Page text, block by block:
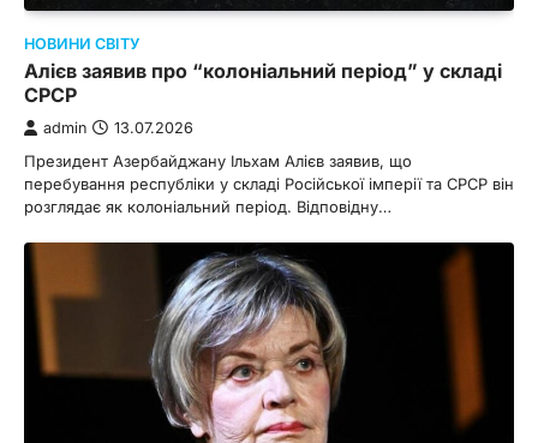
НОВИНИ СВІТУ
Алієв заявив про “колоніальний період” у складі
СРСР
admin 13.07.2026
Президент Азербайджану Ільхам Алієв заявив, що
перебування республіки у складі Російської імперії та СРСР він
розглядає як колоніальний період. Відповідну…